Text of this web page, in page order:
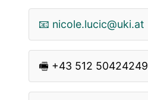
📧 nicole.lucic@uki.at
🖷 +43 512 50424249